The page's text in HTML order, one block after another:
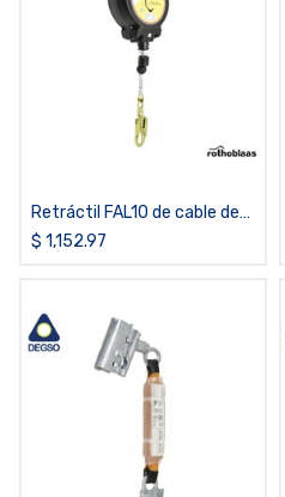
Retráctil FAL10 de cable de
acero de 10 metros
$ 1,152.97